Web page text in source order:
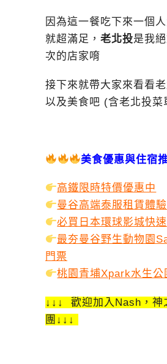
因為這一餐吃下來一個
就超滿足， 老北投是我
次的店家唷
接下來就帶大家來看看
以及美食吧 (含老北投菜
美食優惠與住宿
高鐵限時特價優惠中
曼谷高端泰服租賃體
必買日本環球影城快
最夯曼谷野生動物園
門票
桃園青埔Xpark水生公
↓↓↓ 歡迎加入Nash，神
團↓↓↓